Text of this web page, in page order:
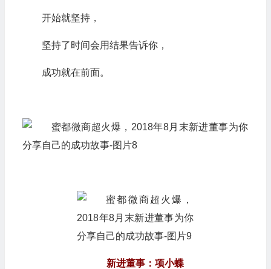
开始就坚持，
坚持了时间会用结果告诉你，
成功就在前面。
新进董事：项小蝶